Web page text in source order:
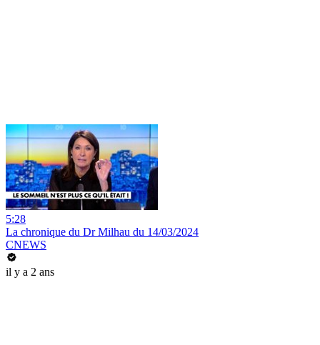
5:28
La chronique du Dr Milhau du 14/03/2024
CNEWS
il y a 2 ans